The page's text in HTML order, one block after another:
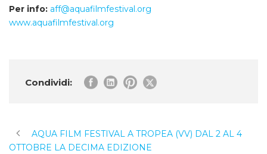
Per info: aff@aquafilmfestival.org
www.aquafilmfestival.org
Condividi:
AQUA FILM FESTIVAL A TROPEA (VV) DAL 2 AL 4
OTTOBRE LA DECIMA EDIZIONE